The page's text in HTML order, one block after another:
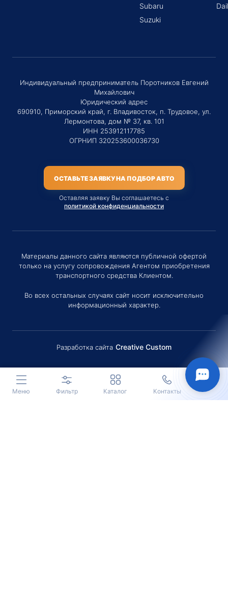
Subaru
Suzuki
Индивидуальный предприниматель Поротников Евгений
Михайлович
Юридический адрес
690910, Приморский край, г. Владивосток, п. Трудовое, ул.
Лермонтова, дом № 37, кв. 101
ИНН 253912117785
ОГРНИП 320253600036730
ОСТАВЬТЕ ЗАЯВКУ НА ПОДБОР АВТО
Оставляя заявку Вы соглашаетесь с
политикой конфиденциальности
Материалы данного сайта являются публичной офертой
только на услугу сопровождения Агентом приобретения
транспортного средства Клиентом.
Во всех остальных случаях сайт носит исключительно
информационный характер.
Разработка сайта Creative Custom
Меню Фильтр Каталог Контакты